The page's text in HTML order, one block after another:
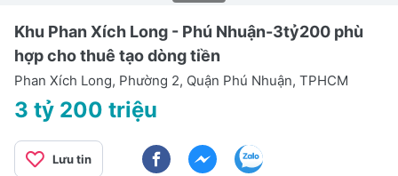
Khu Phan Xích Long - Phú Nhuận-3tỷ200 phù
hợp cho thuê tạo dòng tiền
Phan Xích Long, Phường 2, Quận Phú Nhuận, TPHCM
3 tỷ 200 triệu
Lưu tin